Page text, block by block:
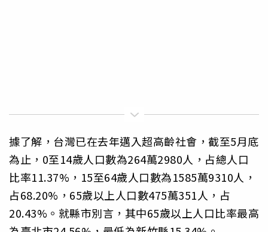
據了解，台灣已在去年邁入超高齡社會，截至5月底
為止，0至14歲人口數為264萬2980人，占總人口
比率11.37%，15至64歲人口數為1585萬9310人，
占68.20%，65歲以上人口數475萬351人，占
20.43%。就縣市別言，其中65歲以上人口比率最高